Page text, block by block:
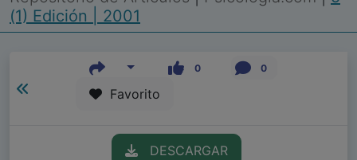
(1) Edición | 2001
0 0
Favorito
DESCARGAR